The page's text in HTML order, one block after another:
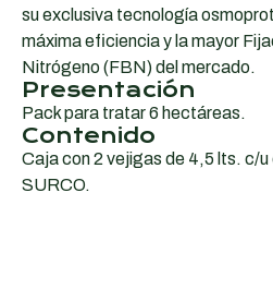
su exclusiva tecnología
máxima eficiencia y la mayor
Nitrógeno (FBN) del mercado.
Presentación
Pack para tratar 6 hectáreas.
Contenido
Caja con 2 vejigas de 4,5 lts. c/
SURCO.